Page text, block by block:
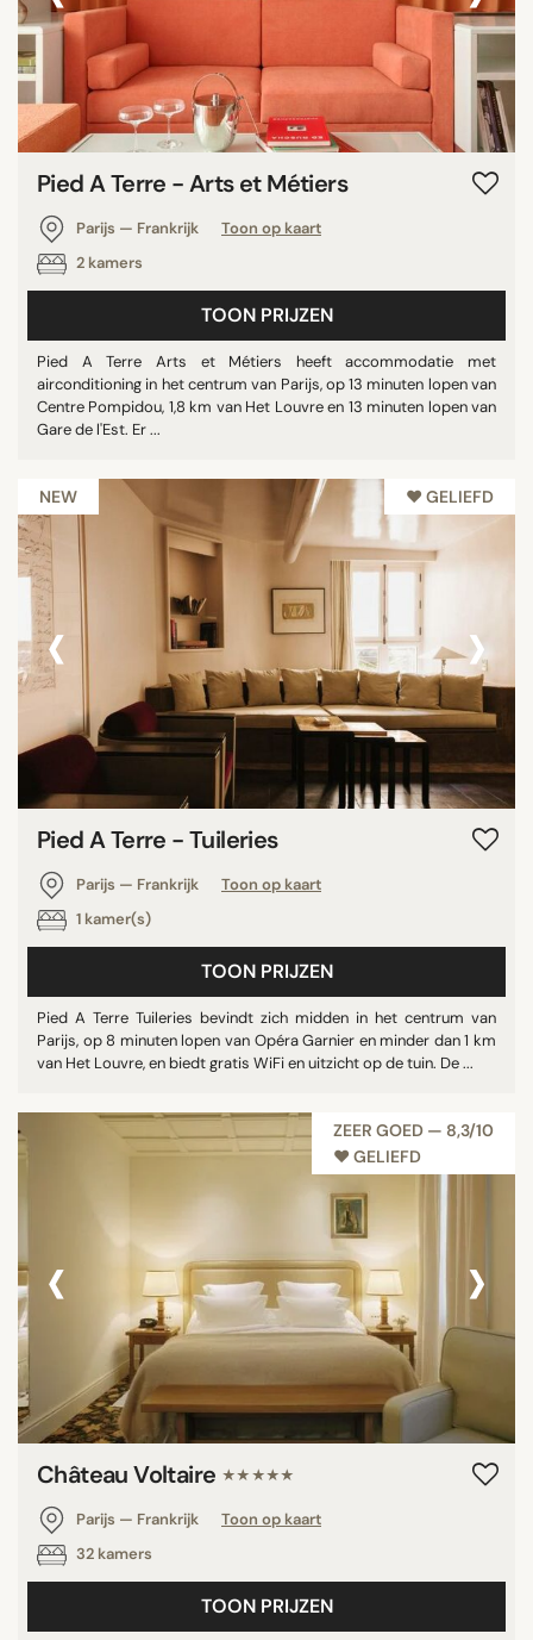
Pied A Terre - Arts et Métiers
Parijs — Frankrijk
Toon op kaart
2 kamers
TOON PRIJZEN
Pied A Terre Arts et Métiers heeft accommodatie met
airconditioning in het centrum van Parijs, op 13 minuten lopen van
Centre Pompidou, 1,8 km van Het Louvre en 13 minuten lopen van
Gare de l'Est. Er ...
NEW ♥︎ GELIEFD
‹ ›
Pied A Terre - Tuileries
Parijs — Frankrijk
Toon op kaart
1 kamer(s)
TOON PRIJZEN
Pied A Terre Tuileries bevindt zich midden in het centrum van
Parijs, op 8 minuten lopen van Opéra Garnier en minder dan 1 km
van Het Louvre, en biedt gratis WiFi en uitzicht op de tuin. De ...
ZEER GOED — 8,3/10
♥︎ GELIEFD
‹ ›
Château Voltaire ★★★★★
Parijs — Frankrijk
Toon op kaart
32 kamers
TOON PRIJZEN